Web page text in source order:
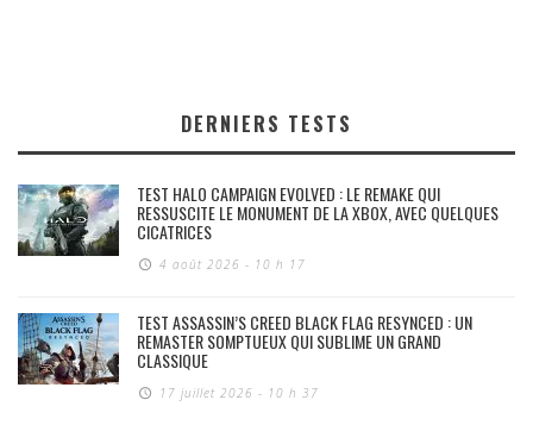
DERNIERS TESTS
TEST HALO CAMPAIGN EVOLVED : LE REMAKE QUI
RESSUSCITE LE MONUMENT DE LA XBOX, AVEC QUELQUES
CICATRICES
4 août 2026 - 10 h 17
TEST ASSASSIN’S CREED BLACK FLAG RESYNCED : UN
REMASTER SOMPTUEUX QUI SUBLIME UN GRAND
CLASSIQUE
17 juillet 2026 - 10 h 37